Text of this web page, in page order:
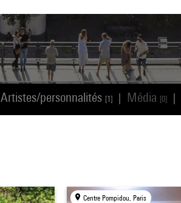
Artistes/personnalités [1] Média [0]
Centre Pompidou, Paris